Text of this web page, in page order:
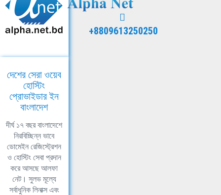
+8809613250250
দেশের সেরা ওয়েব
হোস্টিং
প্রোভাইডার ইন
বাংলাদেশ
দীর্ঘ ১৭ বছর বাংলাদেশে
নিরবিচ্ছিন্ন ভাবে
ডোমেইন রেজিস্ট্রেশন
ও হোস্টিং সেবা প্রদান
করে আসছে আলফা
নেট। সুলভ মূল্যে
সর্বাধুনিক লিনাক্স এবং